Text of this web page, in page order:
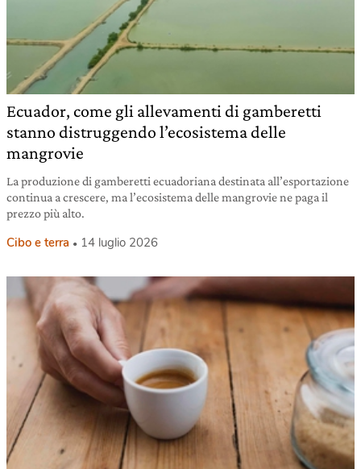
Ecuador, come gli allevamenti di gamberetti
stanno distruggendo l’ecosistema delle
mangrovie
La produzione di gamberetti ecuadoriana destinata all’esportazione
continua a crescere, ma l’ecosistema delle mangrovie ne paga il
prezzo più alto.
Cibo e terra 14 luglio 2026